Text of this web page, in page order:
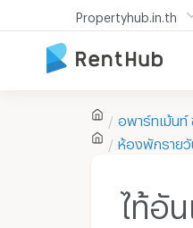
Propertyhub.in.th
อพาร์ทเม้นท์
ห้องพักรายวั
ไท้อั